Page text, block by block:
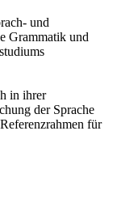
und
Grammatik und
in ihrer
der Sprache
für